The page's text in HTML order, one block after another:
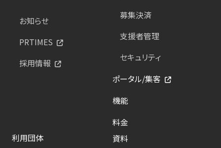
お知らせ
PRTIMES
採用情報
募集決済
支援者管理
セキュリティ
ポータル/集客
機能
料金
利用団体
資料